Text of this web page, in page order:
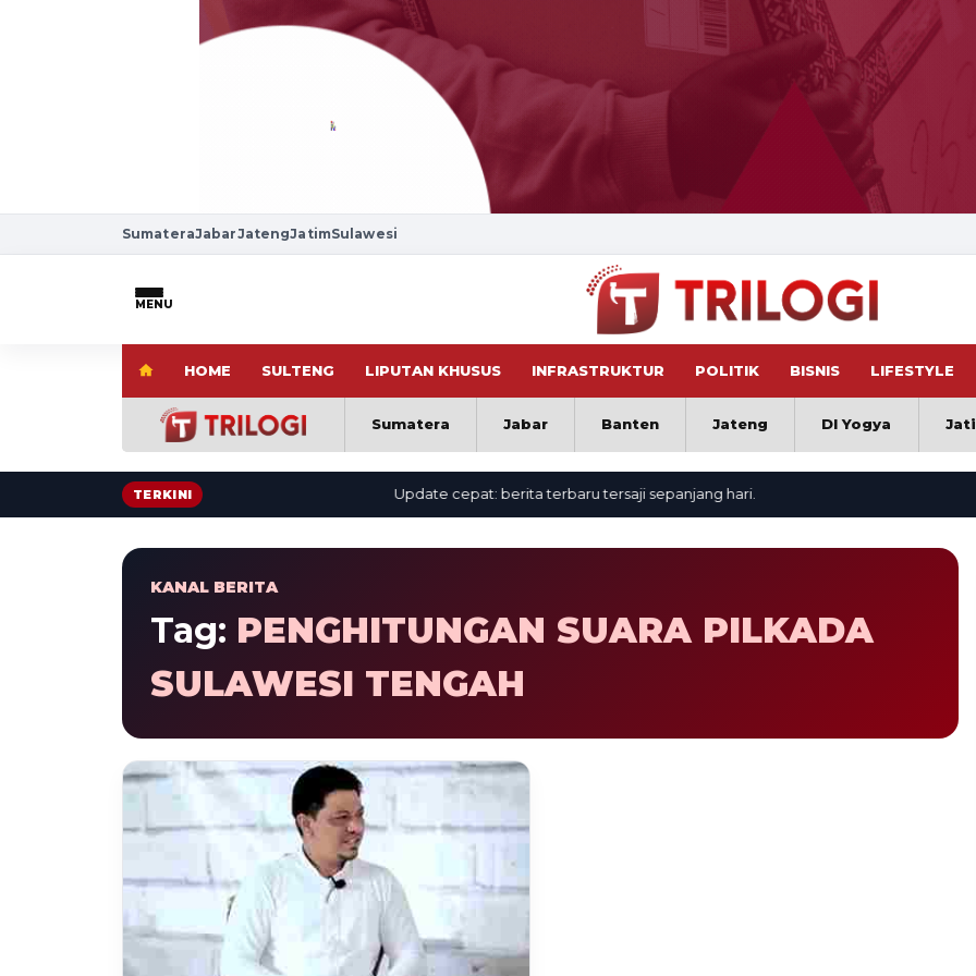
SumateraJabarJatengJatimSulawesi
MENU
HOME SULTENG LIPUTAN KHUSUS INFRASTRUKTUR POLITIK BISNIS LIFESTYLE
Sumatera Jabar Banten Jateng DI Yogya
TERKINI Update cepat: berita terbaru tersaji sepanjang hari.
KANAL BERITA
Tag: PENGHITUNGAN SUARA PILKADA
SULAWESI TENGAH